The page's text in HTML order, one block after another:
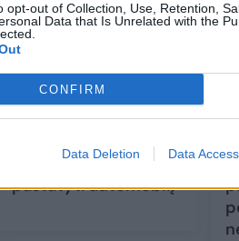
opt-out of Collection, Use, Retention,
Data that Is Unrelated with the
CONFIRM
Data Deletion Data Access
Nustebs net patyrę
žingsniai idealiai
pastatyti automobilį